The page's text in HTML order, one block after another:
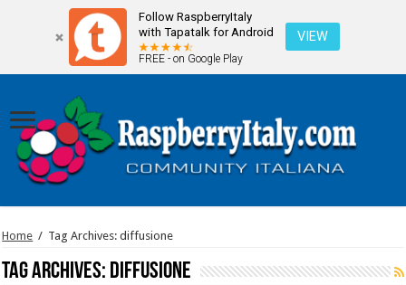
Follow RaspberryItaly
with Tapatalk for Android
FREE - on Google Play
VIEW
Home / Tag Archives: diffusione
Tag Archives: diffusione